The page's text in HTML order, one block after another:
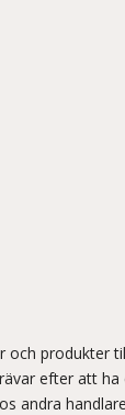
och produkter
efter att
andra